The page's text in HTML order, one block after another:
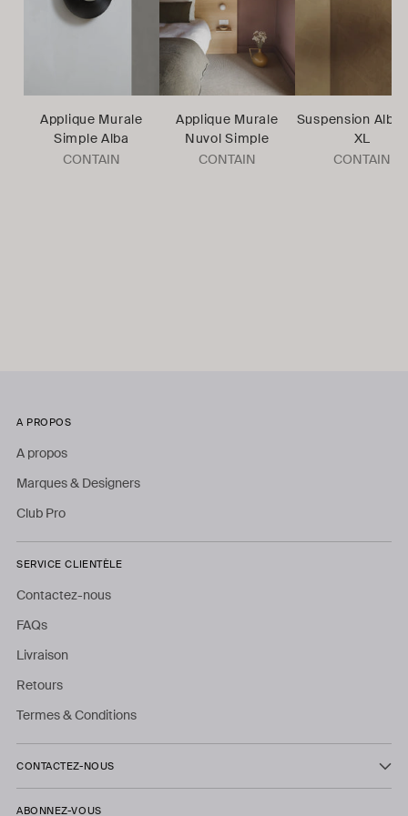
Applique Murale
Simple Alba
CONTAIN
Applique Murale
Nuvol Simple
CONTAIN
Suspension Alba
XL
CONTAIN
A PROPOS
A propos
Marques & Designers
Club Pro
SERVICE CLIENTÈLE
Contactez-nous
FAQs
Livraison
Retours
Termes & Conditions
CONTACTEZ-NOUS
ABONNEZ-VOUS